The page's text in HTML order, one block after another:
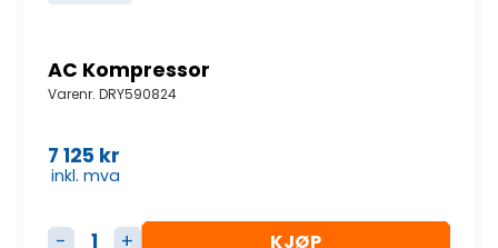
AC Kompressor
Varenr. DRY590824
7 125 kr
inkl. mva
KJØP